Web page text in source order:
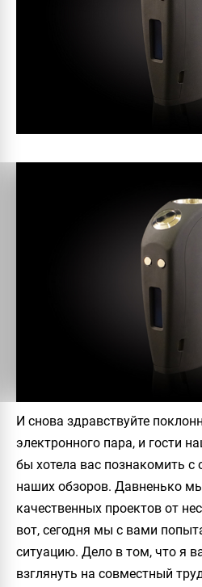
И снова здравствуйте
электронного пара, и гости
бы хотела вас познакомить с
наших обзоров. Давненько
качественных проектов от
вот, сегодня мы с вами
ситуацию. Дело в том, что я
взглянуть на совместный